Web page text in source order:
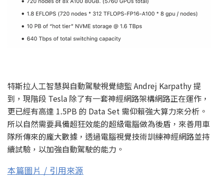
特斯拉人工智慧與自動駕駛視覺總監 Andrej Karpathy 提
到，現階段 Tesla 除了有一套神經網路架構網路正在運作，
更已經有高達 1.5PB 的 Data Set 需仰賴強大算力來分析。
所以自然需要具備超狂效能的超級電腦做為後盾，來善用車
隊所傳來的龐大數據，透過電腦視覺技術訓練神經網路並持
續試驗，以加強自動駕駛的能力。
本篇圖片 / 引用來源